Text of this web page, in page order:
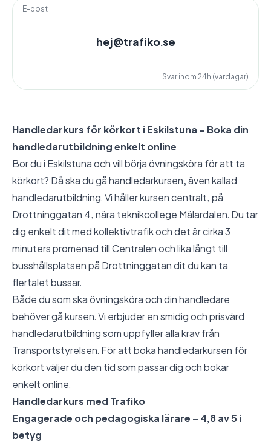
E-post
hej@trafiko.se
Svar inom 24h (vardagar)
Handledarkurs för körkort i Eskilstuna – Boka din
handledarutbildning enkelt online
Bor du i Eskilstuna och vill börja övningsköra för att ta
körkort? Då ska du gå handledarkursen, även kallad
handledarutbildning. Vi håller kursen centralt, på
Drottninggatan 4, nära teknikcollege Mälardalen. Du tar
dig enkelt dit med kollektivtrafik och det är cirka 3
minuters promenad till Centralen och lika långt till
busshållsplatsen på Drottninggatan dit du kan ta
flertalet bussar.
Både du som ska övningsköra och din handledare
behöver gå kursen. Vi erbjuder en smidig och prisvärd
handledarutbildning som uppfyller alla krav från
Transportstyrelsen. För att boka handledarkursen för
körkort väljer du den tid som passar dig och bokar
enkelt online.
Handledarkurs med Trafiko
Engagerade och pedagogiska lärare – 4,8 av 5 i
betyg